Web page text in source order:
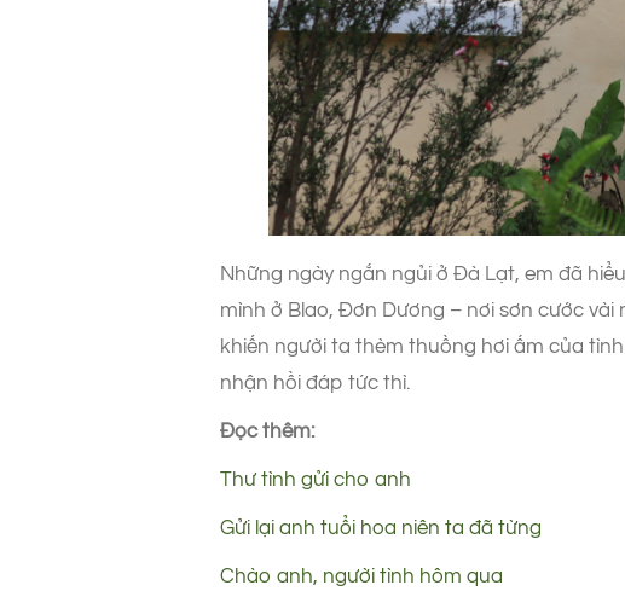
Những ngày ngắn ngủi ở Đà Lạt, em đã
mình ở Blao, Đơn Dương – nơi sơn cước
khiến người ta thèm thuồng hơi ấm của
nhận hồi đáp tức thì.
Đọc thêm:
Thư tình gửi cho anh
Gửi lại anh tuổi hoa niên ta đã từng
Chào anh, người tình hôm qua